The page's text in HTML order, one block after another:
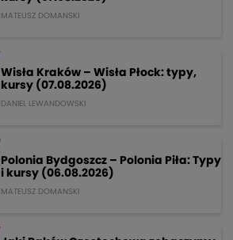
MATEUSZ DOMANSKI
Wisła Kraków – Wisła Płock: typy,
kursy (07.08.2026)
DANIEL LEWANDOWSKI
Polonia Bydgoszcz – Polonia Piła: Typy
i kursy (06.08.2026)
MATEUSZ DOMANSKI